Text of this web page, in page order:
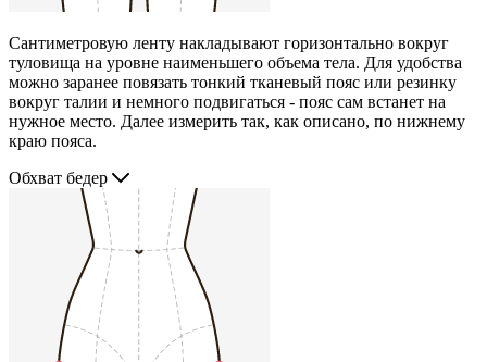
Сантиметровую ленту накладывают горизонтально вокруг
туловища на уровне наименьшего объема тела. Для удобства
можно заранее повязать тонкий тканевый пояс или резинку
вокруг талии и немного подвигаться - пояс сам встанет на
нужное место. Далее измерить так, как описано, по нижнему
краю пояса.
Обхват бедер